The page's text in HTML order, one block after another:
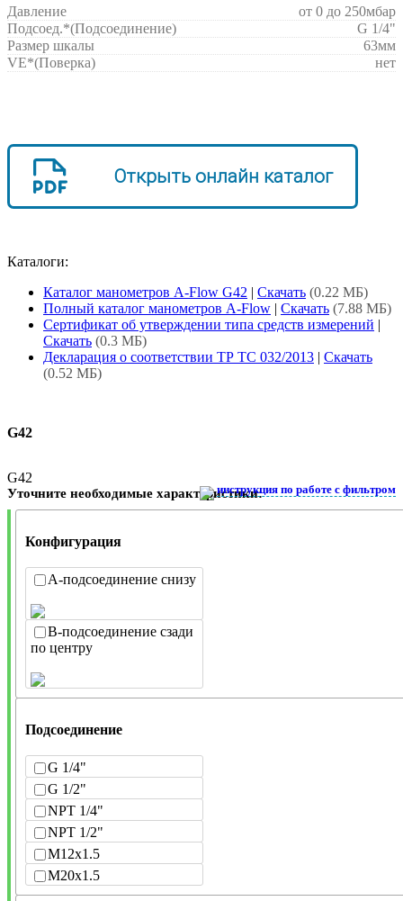
Давление
от 0 до 250мбар
Подсоед.*(Подсоединение)
G 1/4"
Размер шкалы
63мм
VE*(Поверка) нет
Открыть онлайн каталог
Каталоги:
Каталог манометров A-Flow G42 | Скачать (0.22 МБ)
Полный каталог манометров A-Flow | Скачать (7.88 МБ)
Сертификат об утверждении типа средств измерений |
Скачать (0.3 МБ)
Декларация о соответствии ТР ТС 032/2013 | Скачать
(0.52 МБ)
G42
G42
Уточните необходимые характеристики:инструкция по работе с фильтром
Конфигурация
A-подсоединение снизу
B-подсоединение сзади
по центру
Подсоединение
G 1/4"
G 1/2"
NPT 1/4"
NPT 1/2"
M12x1.5
M20x1.5